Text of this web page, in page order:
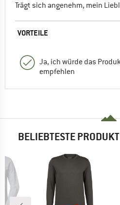
Trägt sich angenehm, mein
VORTEILE
Ja, ich würde das
empfehlen
BELIEBTESTE